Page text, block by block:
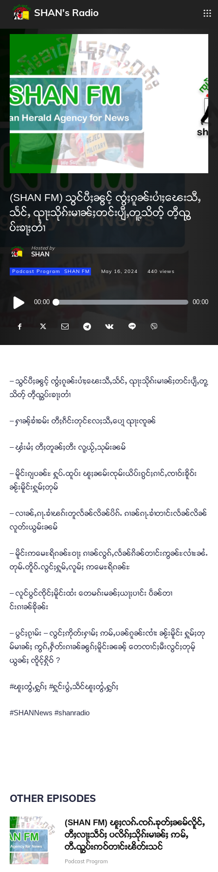
SHAN's Radio
(SHAN FM) သွင်ပီႈၼွင့် ၸွႆႈၵူၼ်းပၢႆႈၽေးသီႇ
သႅင်ႇ ၺႃးသိုၵ်းမၢၼ်ႈတင်းပျီႇတူ့သိတ့် တီ့ၺွ
ပ်းၶႃႈတၢႆ
Hosted by
SHAN
Podcast Program SHAN FM May 16, 2024 440 views
Audio
Player
00:00 00:00
– သွင်ပီႈၼွင့် ၸွႆႈၵူၼ်းပၢႆႈၽေးသီႇသႅင်ႇ ၺႃးသိုၵ်းမၢၼ်ႈတင်းပျီႇတူ့
သိတ့် တီ့ၺွပ်းၶႃႈတၢႆ
– ႁၢၼ့်ၶၢႆၶမ်း တီႈၵဵင်းတုင်လႄႈသီႇပေႃ့ ၺႃးၸူၼ်
– ၾႆးမႆႈ တီႈတူၼ်ႈတီး လူ့ယႂ်ႇသုမ်းၼမ်
– မိူင်းၵျပၼ်ႊ ႁူပ်ႉထူပ်း ၽူႈၼမ်းၸုမ်းယိပ်းၵွင်ႈၵၢင်ႇၸၢဝ်းၶိူဝ်း
ၼႂ်းမိူင်းႁူမ်ႈတုမ်
– လၢၼ်ႇၵႃႉၶၢႆၽၵ်းတူလႅၼ်လိၼ်ပိၵ်ႉ ၵၢၼ်ၵႃႉၶၢႆတၢင်းလႅၼ်လိၼ်
လူတ်းယွမ်းၼမ်
– မိူင်းဢမေႊရိၵၼ်ႊဝႃႈ ၵၢၼ်လွၵ်ႇလႅၼ်ၵိၼ်တၢင်းဢွၼ်ႊလၢႆႊၼႆႉ
တုမ်ႉတိူဝ်ႉလွင်ႈႁူမ်ႇလူမ်ႈ ဢမေႊရိၵၼ်ႊ
– လူင်ပွင်ၸိုင်ႈမိူင်းထႆး တေမၵ်းမၼ်ႈယႃႈပၢင်း ပဵၼ်တၢ
င်းၵၢၼ်ၶိုၼ်း
– ပွင်ႈၵႂၢမ်း – လွင်ႈဢိုတ်းႁၢမ်ႈ ဢမ်ႇပၼ်ၵူၼ်းၸၢႆး ၼႂ်းမိူင်း ႁူမ်ႈတု
မ်မၢၼ်ႈ ဢွၵ်ႇႁဵတ်းၵၢၼ်ၼွၵ်ႈမိူင်းၼၼ့် တေၸၢင်ႈမီးလွင်ႈတုမ့်
ယွၼ်ႈ ၸိူင့်ႁိုဝ် ?
#ၽူႈတွႆႇႁွၵ်ႈ #ႁူင်းပွႆႇသဵင်ၽူႈတွႆႇႁွၵ်ႈ
#SHANNews #shanradio
OTHER EPISODES
(SHAN FM) ၽူႈလၵ်ႉၸၵ်ႉၶုတ်ႈၼမ်လိူင်ႇ
တီႈလႃႈသဵဝ်ႈ ပလိၵ်ႈသိုၵ်းမၢၼ်ႈ ဢမ်ႇ
တီႉၺွပ်းဢဝ်တၢင်းၽိတ်းသင်
Podcast Program